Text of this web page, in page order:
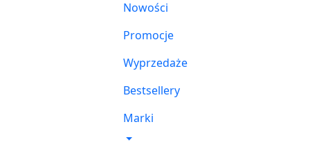
Nowości
Promocje
Wyprzedaże
Bestsellery
Marki